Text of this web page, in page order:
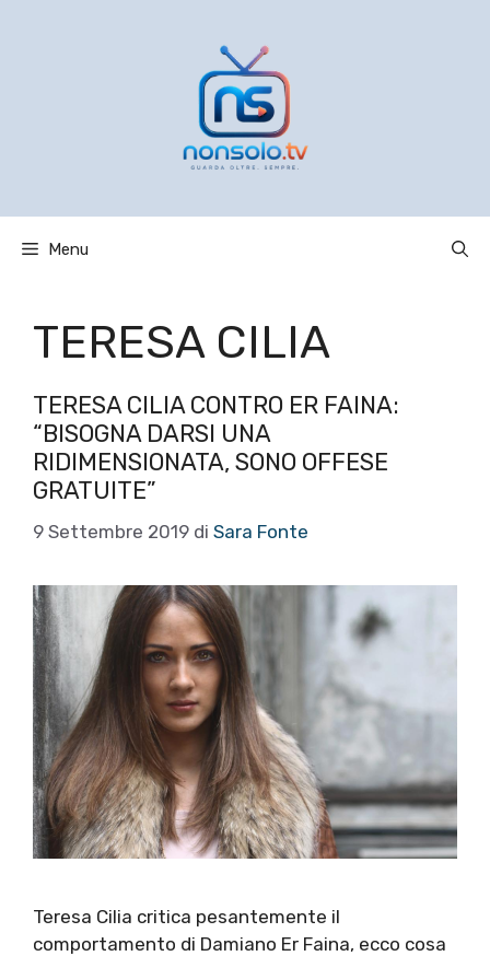
Menu
TERESA CILIA
TERESA CILIA CONTRO ER FAINA:
“BISOGNA DARSI UNA
RIDIMENSIONATA, SONO OFFESE
GRATUITE”
9 Settembre 2019 di Sara Fonte
Teresa Cilia critica pesantemente il
comportamento di Damiano Er Faina, ecco cosa